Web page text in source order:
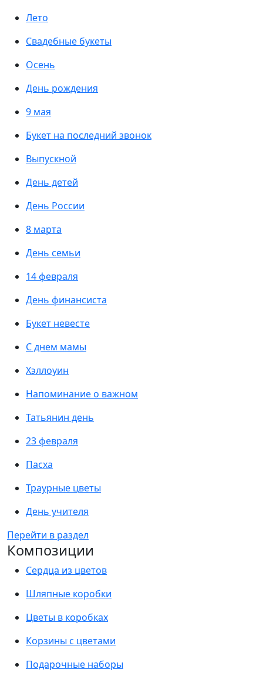
Лето
Свадебные букеты
Осень
День рождения
9 мая
Букет на последний звонок
Выпускной
День детей
День России
8 марта
День семьи
14 февраля
День финансиста
Букет невесте
С днем мамы
Хэллоуин
Напоминание о важном
Татьянин день
23 февраля
Пасха
Траурные цветы
День учителя
Перейти в раздел
Композиции
Сердца из цветов
Шляпные коробки
Цветы в коробках
Корзины с цветами
Подарочные наборы